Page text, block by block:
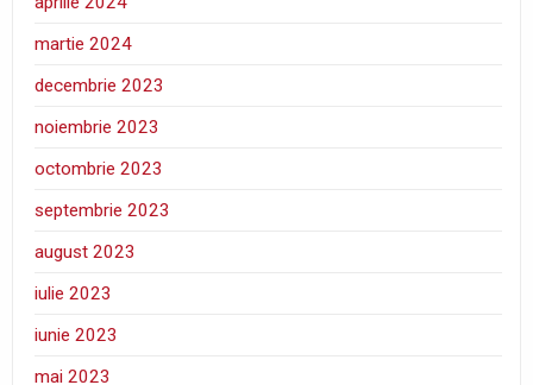
martie 2024
decembrie 2023
noiembrie 2023
octombrie 2023
septembrie 2023
august 2023
iulie 2023
iunie 2023
mai 2023